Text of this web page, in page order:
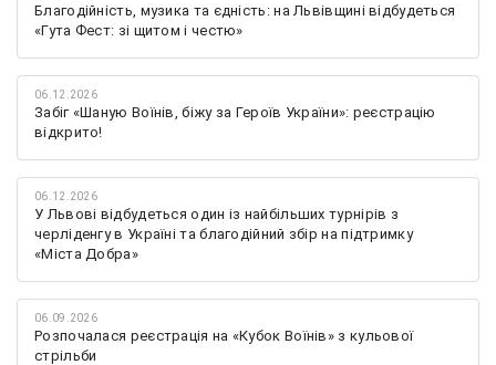
Благодійність, музика та єдність: на Львівщині відбудеться
«Гута Фест: зі щитом і честю»
06.12.2026
Забіг «Шаную Воїнів, біжу за Героїв України»: реєстрацію
відкрито!
06.12.2026
У Львові відбудеться один із найбільших турнірів з
черліденгу в Україні та благодійний збір на підтримку
«Міста Добра»
06.09.2026
Розпочалася реєстрація на «Кубок Воїнів» з кульової
стрільби